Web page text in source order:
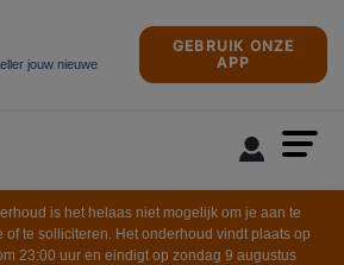
jouw nieuwe
GEBRUIK ONZE
APP
is het helaas niet mogelijk om je aan te
of te solliciteren. Het onderhoud vindt plaats op
23:00 uur en eindigt op zondag 9 augustus